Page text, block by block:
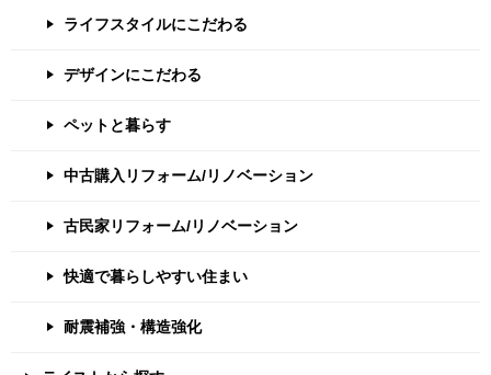
ライフスタイルにこだわる
デザインにこだわる
ペットと暮らす
中古購入リフォーム/リノベーション
古民家リフォーム/リノベーション
快適で暮らしやすい住まい
耐震補強・構造強化